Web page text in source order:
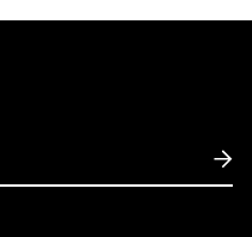
貨，除私人貼身用品外
費皆採用順豐到付，收